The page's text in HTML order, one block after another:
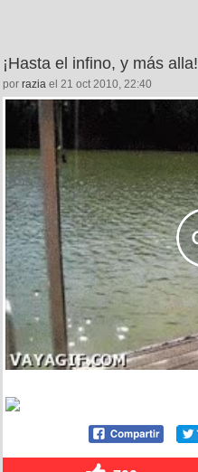
¡Hasta el infino, y más alla!
por razia el 21 oct 2010, 22:40